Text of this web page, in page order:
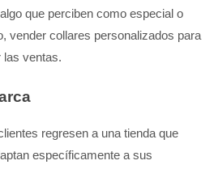
que perciben como especial o
vender collares personalizados para
las ventas.
regresen a una tienda que
específicamente a sus